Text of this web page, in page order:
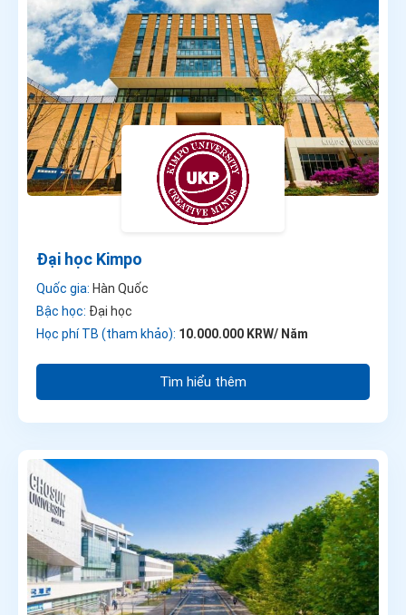
Đại học Kimpo
Quốc gia: Hàn Quốc
Bậc học: Đại học
Học phí TB (tham khảo): 10.000.000 KRW/ Năm
Tìm hiểu thêm